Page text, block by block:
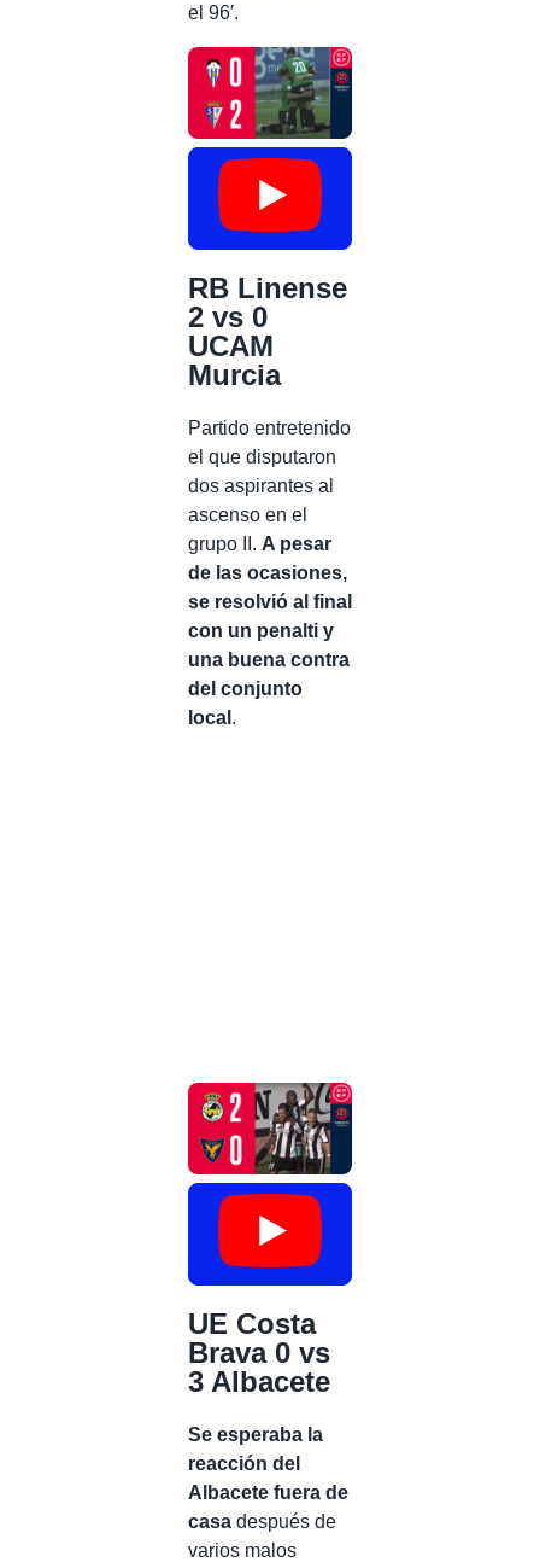
el 96′.
RB Linense
2 vs 0
UCAM
Murcia
Partido entretenido
el que disputaron
dos aspirantes al
ascenso en el
grupo II. A pesar
de las ocasiones,
se resolvió al final
con un penalti y
una buena contra
del conjunto
local .
UE Costa
Brava 0 vs
3 Albacete
Se esperaba la
reacción del
Albacete fuera de
casa después de
varios malos